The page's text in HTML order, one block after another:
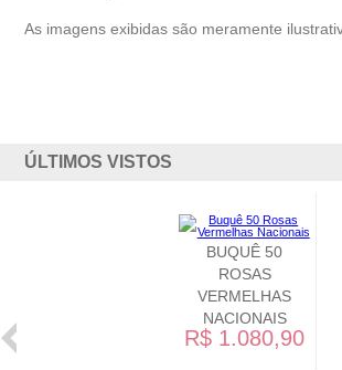
As imagens exibidas são meramente
ÚLTIMOS VISTOS
BUQUÊ 50
ROSAS
VERMELHAS
NACIONAIS
R$ 1.080,90